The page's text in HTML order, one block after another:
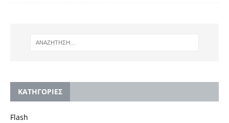
KΑΤΗΓΟΡΙΕΣ
Flash